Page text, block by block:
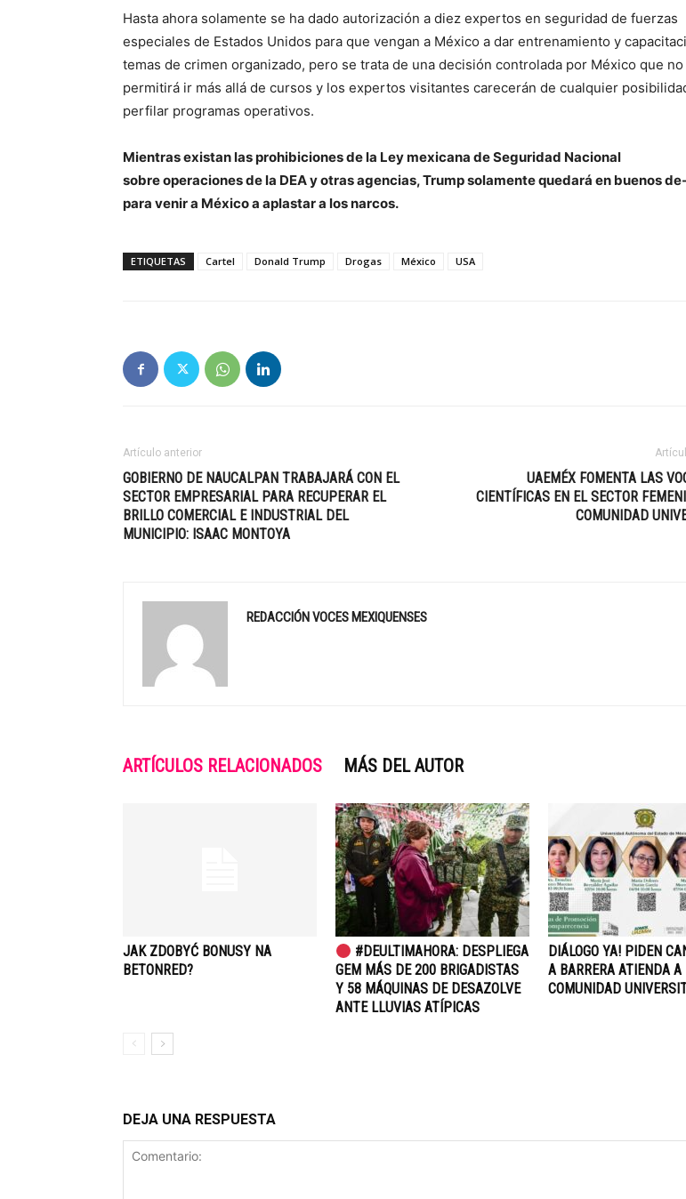
Hasta ahora solamente se ha dado autorización a diez expertos en seguridad de fuerzas
especiales de Estados Unidos para que vengan a México a dar entrenamiento y
temas de crimen organizado, pero se trata de una decisión controlada por México que no
permitirá ir más allá de cursos y los expertos visitantes carecerán de cualquier
perfilar programas operativos.
Mientras existan las prohibiciones de la Ley mexicana de Seguridad Nacional
sobre operaciones de la DEA y otras agencias, Trump solamente quedará en buenos
para venir a México a aplastar a los narcos.
ETIQUETAS Cartel Donald Trump Drogas México USA
Artículo anterior
GOBIERNO DE NAUCALPAN TRABAJARÁ CON EL
SECTOR EMPRESARIAL PARA RECUPERAR EL
BRILLO COMERCIAL E INDUSTRIAL DEL
MUNICIPIO: ISAAC MONTOYA
UAEMÉX FOMENTA LAS
CIENTÍFICAS EN EL SECTOR
COMUNIDAD
REDACCIÓN VOCES MEXIQUENSES
ARTÍCULOS RELACIONADOS MÁS DEL AUTOR
JAK ZDOBYĆ BONUSY NA
BETONRED?
#DEULTIMAHORA: DESPLIEGA
GEM MÁS DE 200 BRIGADISTAS
Y 58 MÁQUINAS DE DESAZOLVE
ANTE LLUVIAS ATÍPICAS
DIÁLOGO YA! PIDEN
A BARRERA ATIENDA A
COMUNIDAD
DEJA UNA RESPUESTA